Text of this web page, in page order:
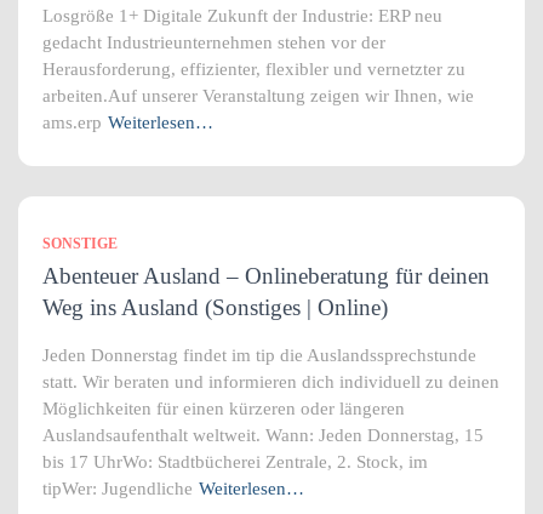
Losgröße 1+ Digitale Zukunft der Industrie: ERP neu
gedacht Industrieunternehmen stehen vor der
Herausforderung, effizienter, flexibler und vernetzter zu
arbeiten.Auf unserer Veranstaltung zeigen wir Ihnen, wie
ams.erp Weiterlesen…
SONSTIGE
Abenteuer Ausland – Onlineberatung für deinen
Weg ins Ausland (Sonstiges | Online)
Jeden Donnerstag findet im tip die Auslandssprechstunde
statt. Wir beraten und informieren dich individuell zu deinen
Möglichkeiten für einen kürzeren oder längeren
Auslandsaufenthalt weltweit. Wann: Jeden Donnerstag, 15
bis 17 UhrWo: Stadtbücherei Zentrale, 2. Stock, im
tipWer: Jugendliche Weiterlesen…